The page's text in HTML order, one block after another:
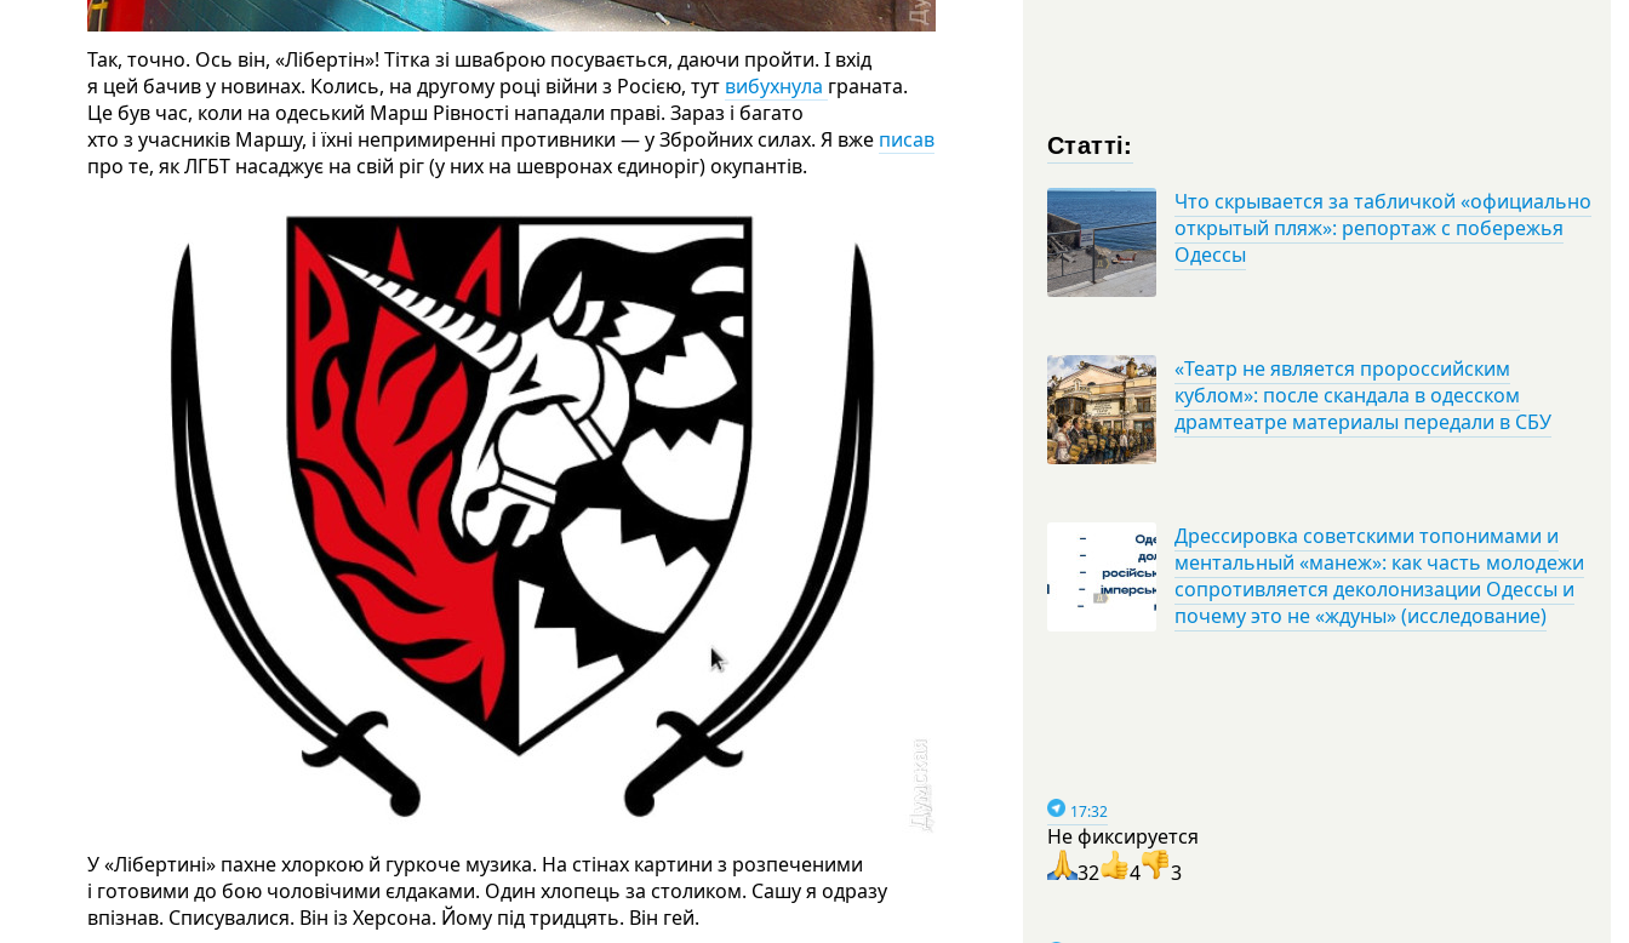
Так, точно. Ось він, «Лібертін»! Тітка зі шваброю посувається, даючи пройти. І вхід
я цей бачив у новинах. Колись, на другому році війни з Росією, тут вибухнула граната.
Це був час, коли на одеський Марш Рівності нападали праві. Зараз і багато
хто з учасників Маршу, і їхні непримиренні противники — у Збройних силах. Я вже писав
про те, як ЛГБТ насаджує на свій ріг (у них на шевронах єдиноріг) окупантів.
У «Лібертині» пахне хлоркою й гуркоче музика. На стінах картини з розпеченими
і готовими до бою чоловічими єлдаками. Один хлопець за столиком. Сашу я одразу
впізнав. Списувалися. Він із Херсона. Йому під тридцять. Він гей.
Статті:
Что скрывается за табличкой «официально
открытый пляж»: репортаж с побережья
Одессы
«Театр не является пророссийским
кублом»: после скандала в одесском
драмтеатре материалы передали в СБУ
Дрессировка советскими топонимами и
ментальный «манеж»: как часть молодежи
сопротивляется деколонизации Одессы и
почему это не «ждуны» (исследование)
17:32
Не фиксируется
32
4 3